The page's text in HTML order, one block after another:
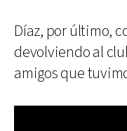
Díaz, por último,
devolviendo al
amigos que